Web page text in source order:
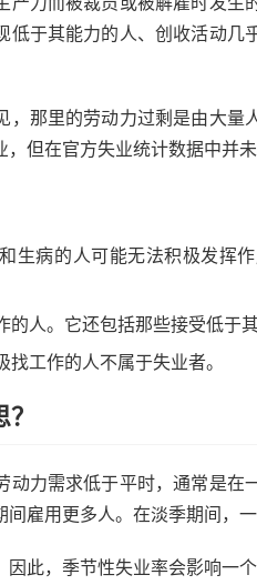
低于其能力的人、创收活动几
，那里的劳动力过剩是由大量
但在官方失业统计数据中并
病的人可能无法积极发挥
人。它还包括那些接受低于
工作的人不属于失业者。
力需求低于平时，通常是在
雇用更多人。在淡季期间，一
此，季节性失业率会影响一个